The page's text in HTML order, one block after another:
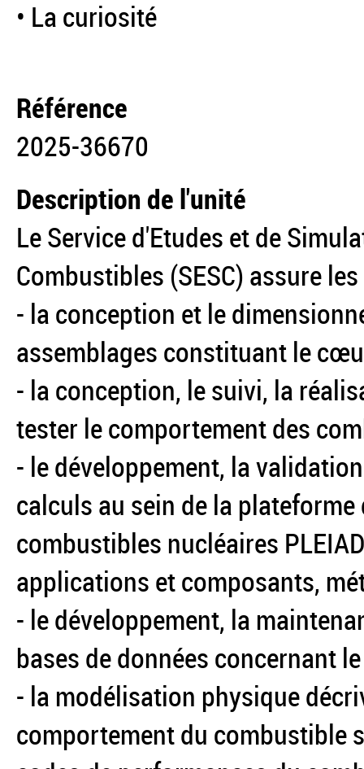
• La curiosité
Référence
2025-36670
Description de l'unité
Le Service d'Etudes et de
Combustibles (SESC) assure
- la conception et le
assemblages constituant le
- la conception, le suivi, la
tester le comportement des
- le développement, la
calculs au sein de la
combustibles nucléaires
applications et composants,
- le développement, la
bases de données concernant
- la modélisation physique
comportement du combustible